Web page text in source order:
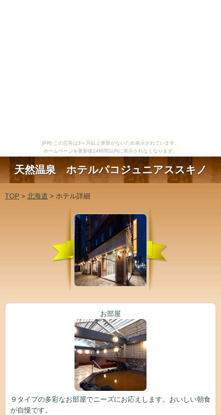
[PR] この広告は3ヶ月以上更新がないため表示されています。
ホームページを更新後24時間以内に表示されなくなります。
天然温泉 ホテルパコジュニアススキノ
TOP > 北海道 > ホテル詳細
お部屋
９タイプの多彩なお部屋でニーズにお応えします。おいしい朝食
が自慢です。